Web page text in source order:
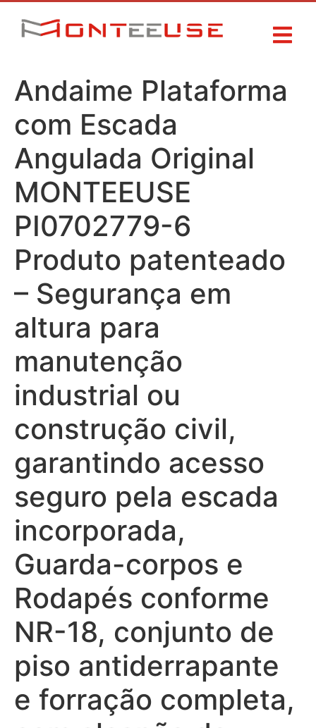
Andaime Plataforma
com Escada
Angulada Original
MONTEEUSE
PI0702779-6
Produto patenteado
– Segurança em
altura para
manutenção
industrial ou
construção civil,
garantindo acesso
seguro pela escada
incorporada,
Guarda-corpos e
Rodapés conforme
NR-18, conjunto de
piso antiderrapante
e forração completa,